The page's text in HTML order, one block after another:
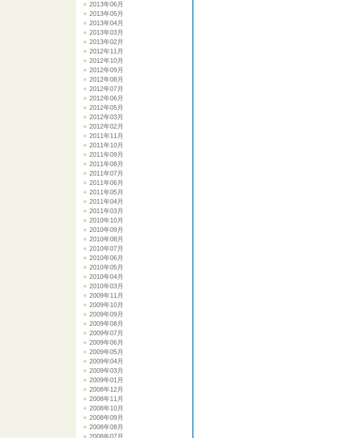
2013年06月
2013年05月
2013年04月
2013年03月
2013年02月
2012年11月
2012年10月
2012年09月
2012年08月
2012年07月
2012年06月
2012年05月
2012年03月
2012年02月
2011年11月
2011年10月
2011年09月
2011年08月
2011年07月
2011年06月
2011年05月
2011年04月
2011年03月
2010年10月
2010年09月
2010年08月
2010年07月
2010年06月
2010年05月
2010年04月
2010年03月
2009年11月
2009年10月
2009年09月
2009年08月
2009年07月
2009年06月
2009年05月
2009年04月
2009年03月
2009年01月
2008年12月
2008年11月
2008年10月
2008年09月
2008年08月
2008年07月